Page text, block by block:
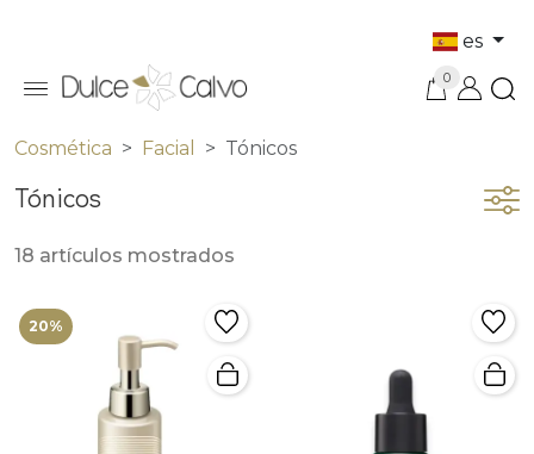
es
0
Cosmética Facial Tónicos
Tónicos
18 artículos mostrados
20%